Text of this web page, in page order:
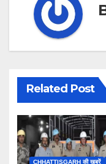
Related Post
CHHATTISGARH की खबरें